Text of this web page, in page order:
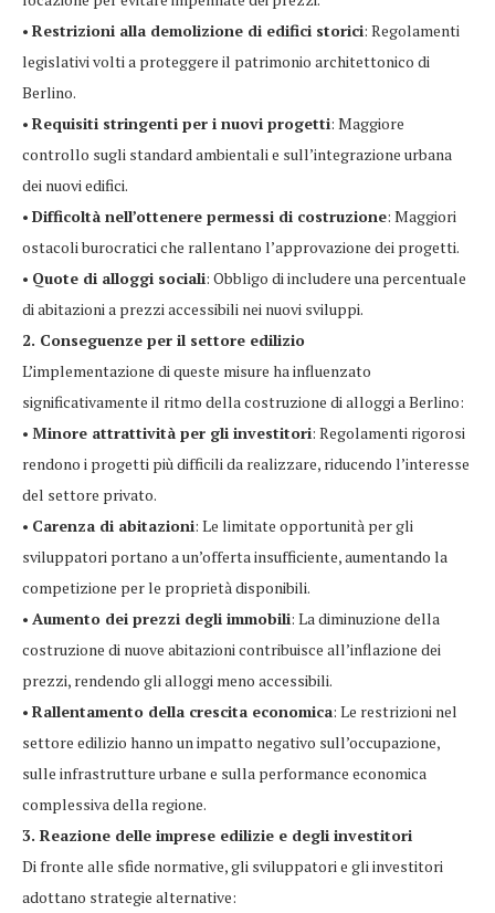
• Restrizioni alla demolizione di edifici storici: Regolamenti
legislativi volti a proteggere il patrimonio architettonico di
Berlino.
• Requisiti stringenti per i nuovi progetti: Maggiore
controllo sugli standard ambientali e sull’integrazione urbana
dei nuovi edifici.
• Difficoltà nell’ottenere permessi di costruzione: Maggiori
ostacoli burocratici che rallentano l’approvazione dei progetti.
• Quote di alloggi sociali: Obbligo di includere una percentuale
di abitazioni a prezzi accessibili nei nuovi sviluppi.
2. Conseguenze per il settore edilizio
L’implementazione di queste misure ha influenzato
significativamente il ritmo della costruzione di alloggi a Berlino:
• Minore attrattività per gli investitori: Regolamenti rigorosi
rendono i progetti più difficili da realizzare, riducendo l’interesse
del settore privato.
• Carenza di abitazioni: Le limitate opportunità per gli
sviluppatori portano a un’offerta insufficiente, aumentando la
competizione per le proprietà disponibili.
• Aumento dei prezzi degli immobili: La diminuzione della
costruzione di nuove abitazioni contribuisce all’inflazione dei
prezzi, rendendo gli alloggi meno accessibili.
• Rallentamento della crescita economica: Le restrizioni nel
settore edilizio hanno un impatto negativo sull’occupazione,
sulle infrastrutture urbane e sulla performance economica
complessiva della regione.
3. Reazione delle imprese edilizie e degli investitori
Di fronte alle sfide normative, gli sviluppatori e gli investitori
adottano strategie alternative: